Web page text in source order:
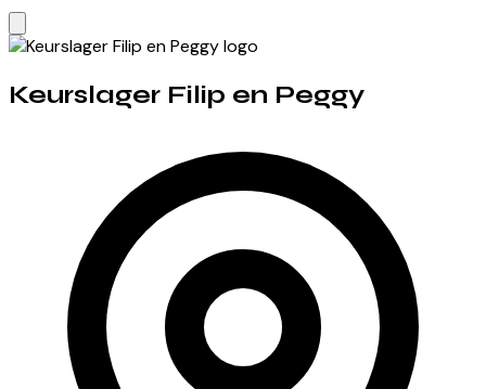
Keurslager Filip en Peggy